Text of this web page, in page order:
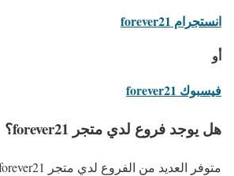
انستجرام forever21
أو
فيسبوك forever21
هل يوجد فروع لدي متجر forever21؟